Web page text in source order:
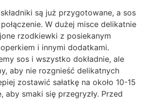
są już przygotowane, a sos
W dużej misce delikatnie
rzodkiewki z posiekanym
i innymi dodatkami.
sos i wszystko dokładnie, ale
aby nie rozgnieść delikatnych
zostawić sałatkę na około 10-15
aby smaki się przegryzły. Przed